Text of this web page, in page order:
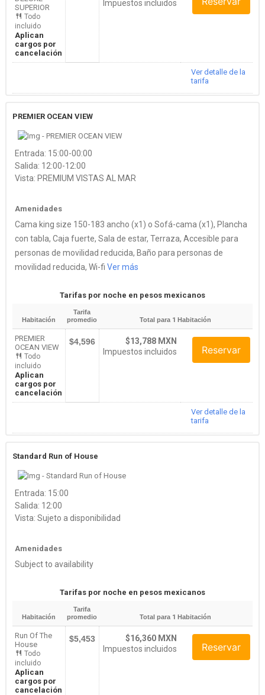
SUPERIOR
Todo
incluido
Aplican
cargos por
cancelación
Impuestos incluidos
Ver detalle de la
tarifa
PREMIER OCEAN VIEW
Entrada: 15:00-00:00
Salida: 12:00-12:00
Vista: PREMIUM VISTAS AL MAR
Amenidades
Cama king size 150-183 ancho (x1) o Sofá-cama (x1), Plancha
con tabla, Caja fuerte, Sala de estar, Terraza, Accesible para
personas de movilidad reducida, Baño para personas de
movilidad reducida, Wi-fiVer más
Tarifas por noche en pesos mexicanos
Habitación
Tarifa
promedio
Total para 1 Habitación
PREMIER
OCEAN VIEW
Todo
incluido
Aplican
cargos por
cancelación
$4,596
$13,788 MXN
Impuestos incluidos
Reservar
Ver detalle de la
tarifa
Standard Run of House
Entrada: 15:00
Salida: 12:00
Vista: Sujeto a disponibilidad
Amenidades
Subject to availability
Tarifas por noche en pesos mexicanos
Habitación
Tarifa
promedio
Total para 1 Habitación
Run Of The
House
Todo
incluido
Aplican
cargos por
cancelación
$5,453
$16,360 MXN
Impuestos incluidos
Reservar